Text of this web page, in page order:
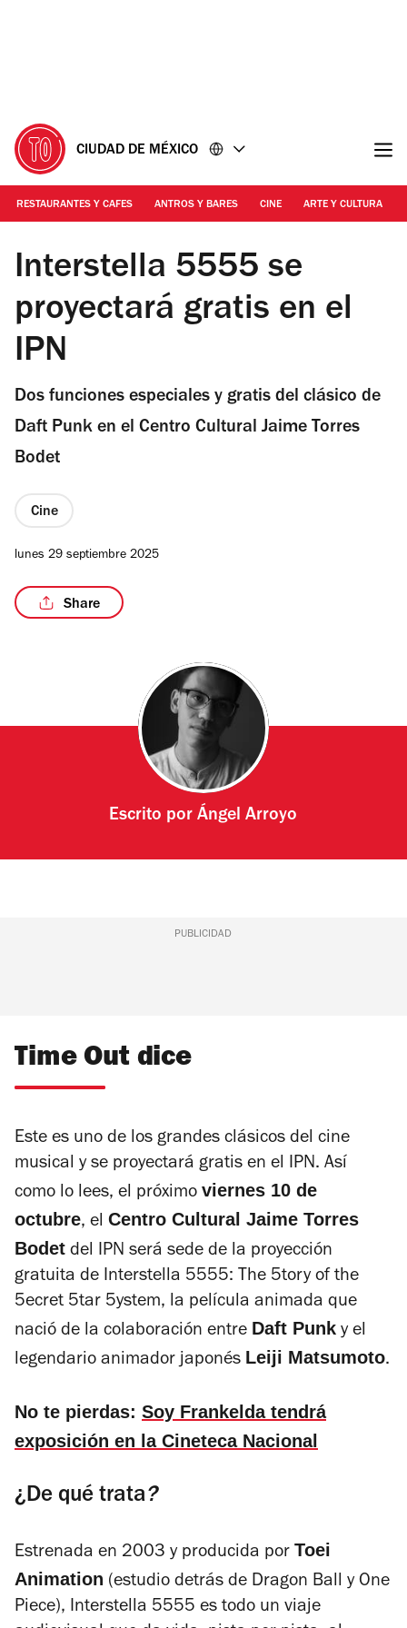
CIUDAD DE MÉXICO
RESTAURANTES Y CAFES ANTROS Y BARES CINE ARTE Y CULTURA
Foto: Cortesía
Interstella 5555 se
proyectará gratis en el
IPN
Dos funciones especiales y gratis del clásico de
Daft Punk en el Centro Cultural Jaime Torres
Bodet
Cine
lunes 29 septiembre 2025
Share
Escrito porÁngel Arroyo
PUBLICIDAD
Time Out dice
Este es uno de los grandes clásicos del cine
musical y se proyectará gratis en el IPN. Así
como lo lees, el próximo viernes 10 de
octubre, el Centro Cultural Jaime Torres
Bodet del IPN será sede de la proyección
gratuita de Interstella 5555: The 5tory of the
5ecret 5tar 5ystem, la película animada que
nació de la colaboración entre Daft Punk y el
legendario animador japonés Leiji Matsumoto.
No te pierdas: Soy Frankelda tendrá
exposición en la Cineteca Nacional
¿De qué trata?
Estrenada en 2003 y producida por Toei
Animation (estudio detrás de Dragon Ball y One
Piece), Interstella 5555 es todo un viaje